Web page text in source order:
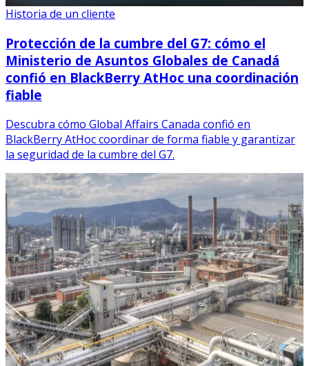
Historia de un cliente
Protección de la cumbre del G7: cómo el
Ministerio de Asuntos Globales de Canadá
confió en BlackBerry AtHoc una coordinación
fiable
Descubra cómo Global Affairs Canada confió en
BlackBerry AtHoc coordinar de forma fiable y garantizar
la seguridad de la cumbre del G7.